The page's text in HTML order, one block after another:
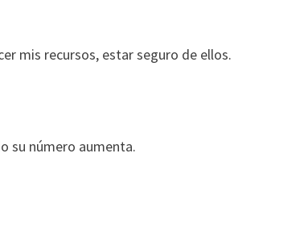
mis recursos, estar seguro de ellos.
su número aumenta.